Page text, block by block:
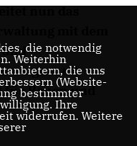
nun das
mit dem
und
für Bauen und
die notwendig
Weiterhin
die uns
(Website-
bestimmter
Ihre
widerrufen. Weitere